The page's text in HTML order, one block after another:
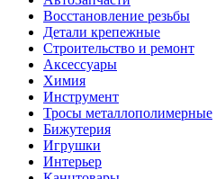
Восстановление резьбы
Детали крепежные
Строительство и ремонт
Аксессуары
Химия
Инструмент
Тросы металлополимерные
Бижутерия
Игрушки
Интерьер